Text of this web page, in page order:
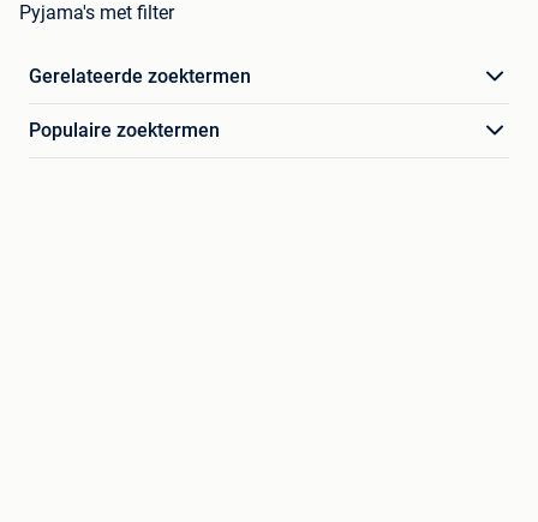
Pyjama's met filter
Gerelateerde zoektermen
Populaire zoektermen